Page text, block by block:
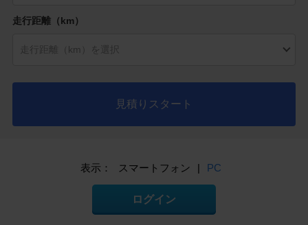
走行距離（km）
見積りスタート
表示： スマートフォン | PC
ログイン